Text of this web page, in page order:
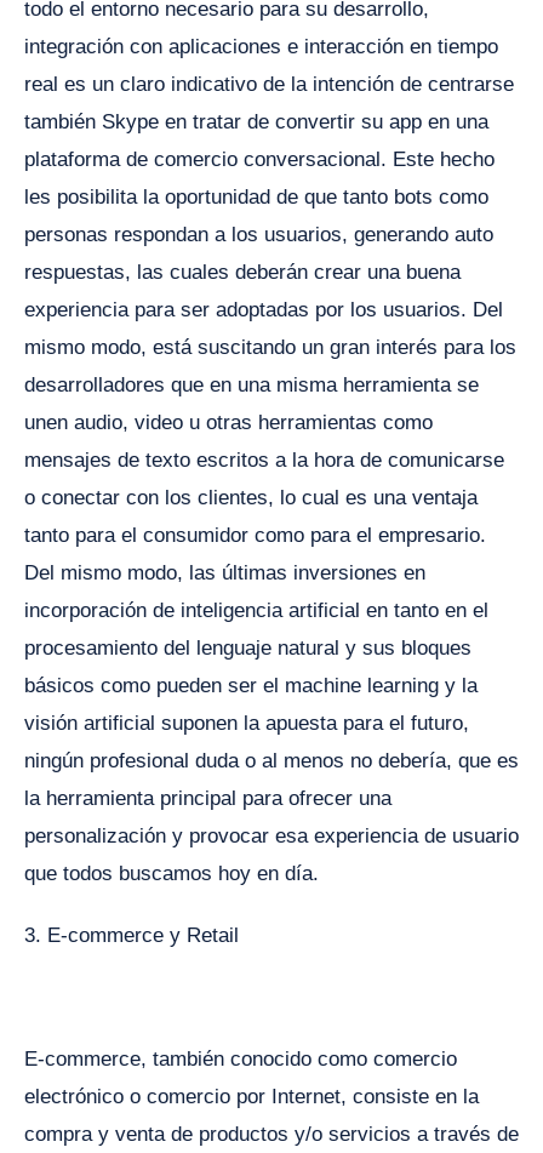
todo el entorno necesario para su desarrollo,
integración con aplicaciones e interacción en tiempo
real es un claro indicativo de la intención de centrarse
también Skype en tratar de convertir su app en una
plataforma de comercio conversacional. Este hecho
les posibilita la oportunidad de que tanto bots como
personas respondan a los usuarios, generando auto
respuestas, las cuales deberán crear una buena
experiencia para ser adoptadas por los usuarios. Del
mismo modo, está suscitando un gran interés para los
desarrolladores que en una misma herramienta se
unen audio, video u otras herramientas como
mensajes de texto escritos a la hora de comunicarse
o conectar con los clientes, lo cual es una ventaja
tanto para el consumidor como para el empresario.
Del mismo modo, las últimas inversiones en
incorporación de inteligencia artificial en tanto en el
procesamiento del lenguaje natural y sus bloques
básicos como pueden ser el machine learning y la
visión artificial suponen la apuesta para el futuro,
ningún profesional duda o al menos no debería, que es
la herramienta principal para ofrecer una
personalización y provocar esa experiencia de usuario
que todos buscamos hoy en día.
3. E-commerce y Retail
E-commerce, también conocido como comercio
electrónico o comercio por Internet, consiste en la
compra y venta de productos y/o servicios a través de